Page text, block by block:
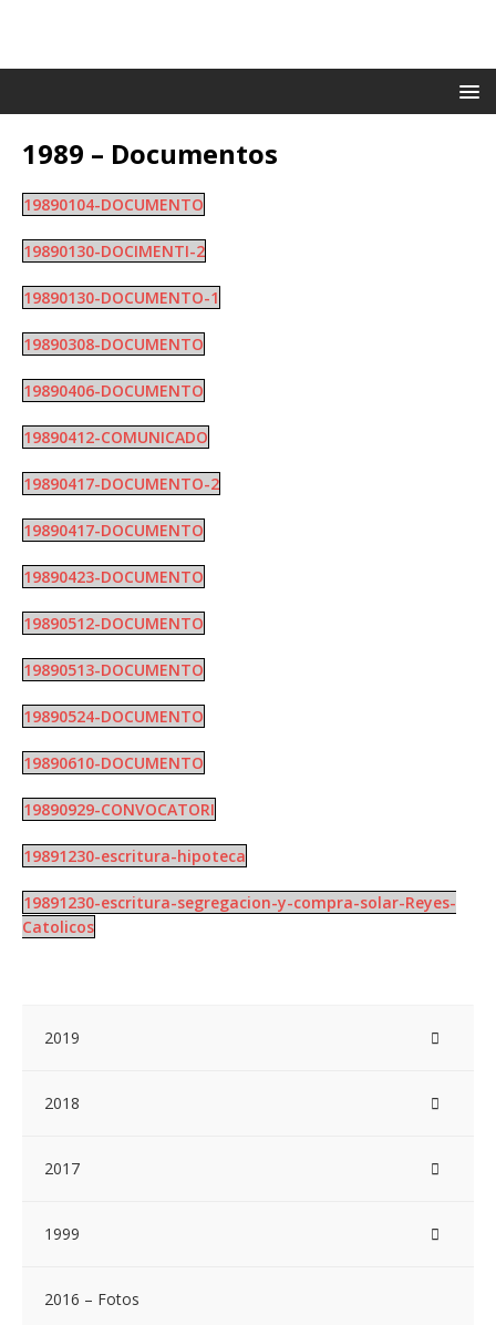
1989 – Documentos
19890104-DOCUMENTO
19890130-DOCIMENTI-2
19890130-DOCUMENTO-1
19890308-DOCUMENTO
19890406-DOCUMENTO
19890412-COMUNICADO
19890417-DOCUMENTO-2
19890417-DOCUMENTO
19890423-DOCUMENTO
19890512-DOCUMENTO
19890513-DOCUMENTO
19890524-DOCUMENTO
19890610-DOCUMENTO
19890929-CONVOCATORI
19891230-escritura-hipoteca
19891230-escritura-segregacion-y-compra-solar-Reyes-
Catolicos
2019
2018
2017
1999
2016 – Fotos